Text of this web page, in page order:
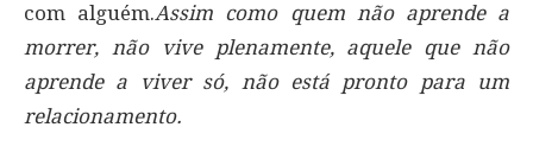
com alguém.Assim como quem não aprende a
morrer, não vive plenamente, aquele que não
aprende a viver só, não está pronto para um
relacionamento.